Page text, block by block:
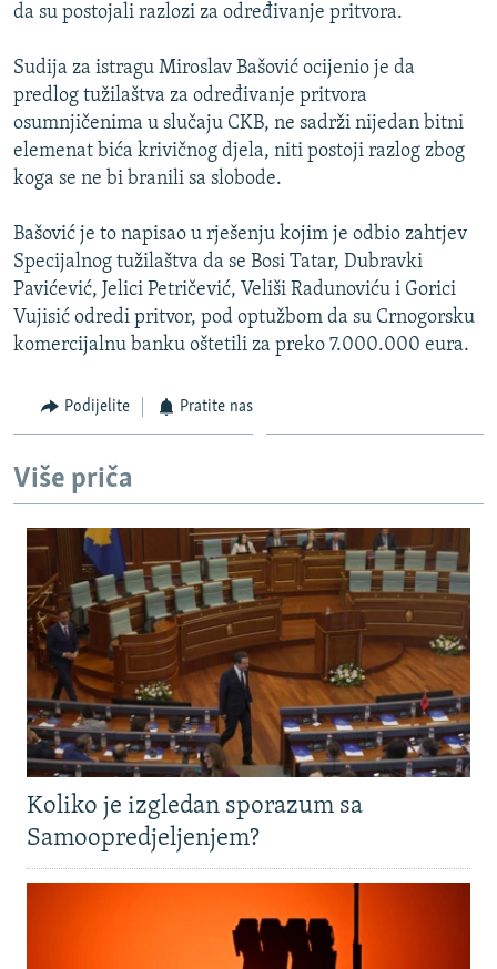
TV LIBERTY
POST SCRIPTUM
MOJA EVROPA
TRI DECENIJE OD RATA U BIH
SVE KARTE DEJTONA
NASTANAK I RASPAD JUGOSLAVIJE
Sve RFE/RL stranice
da su postojali razlozi za određivanje pritvora.
Sudija za istragu Miroslav Bašović ocijenio je da
predlog tužilaštva za određivanje pritvora
osumnjičenima u slučaju CKB, ne sadrži nijedan bitni
elemenat bića krivičnog djela, niti postoji razlog zbog
koga se ne bi branili sa slobode.
Bašović je to napisao u rješenju kojim je odbio zahtjev
Specijalnog tužilaštva da se Bosi Tatar, Dubravki
Pavićević, Jelici Petričević, Veliši Radunoviću i Gorici
Vujisić odredi pritvor, pod optužbom da su Crnogorsku
komercijalnu banku oštetili za preko 7.000.000 eura.
Podijelite Pratite nas
Više priča
Koliko je izgledan sporazum sa
Samoopredjeljenjem?